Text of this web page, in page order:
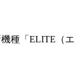
種「ELITE（エ